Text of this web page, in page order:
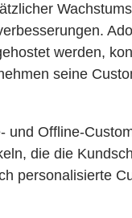
werden,
seine
Offline-
die die
personalisierte